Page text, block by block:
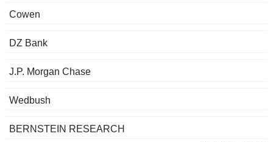
Cowen
DZ Bank
J.P. Morgan Chase
Wedbush
BERNSTEIN RESEARCH